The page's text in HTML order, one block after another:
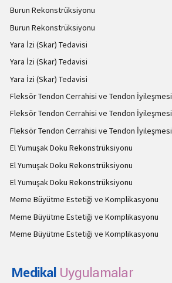
Burun Rekonstrüksiyonu
Burun Rekonstrüksiyonu
Yara İzi (Skar) Tedavisi
Yara İzi (Skar) Tedavisi
Yara İzi (Skar) Tedavisi
Fleksör Tendon Cerrahisi ve Tendon İyileşmesi
Fleksör Tendon Cerrahisi ve Tendon İyileşmesi
Fleksör Tendon Cerrahisi ve Tendon İyileşmesi
El Yumuşak Doku Rekonstrüksiyonu
El Yumuşak Doku Rekonstrüksiyonu
El Yumuşak Doku Rekonstrüksiyonu
Meme Büyütme Estetiği ve Komplikasyonu
Meme Büyütme Estetiği ve Komplikasyonu
Meme Büyütme Estetiği ve Komplikasyonu
Medikal Uygulamalar